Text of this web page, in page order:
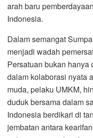
arah baru
Indonesia.
Dalam semangat
menjadi wadah
Persatuan bukan
dalam kolaborasi nyata
muda, pelaku UMKM,
duduk bersama dalam
Indonesia berdikari di
jembatan antara